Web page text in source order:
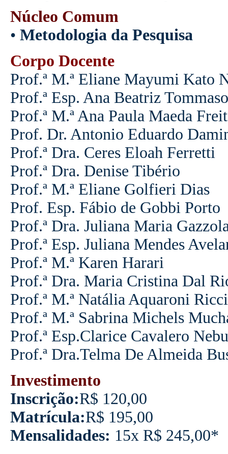
Núcleo Comum
• Metodologia da Pesquisa
Corpo Docente
Prof.ª M.ª Eliane Mayumi Kato
Prof.ª Esp. Ana Beatriz Tommaso
Prof.ª M.ª Ana Paula Maeda
Prof. Dr. Antonio Eduardo
Prof.ª Dra. Ceres Eloah Ferretti
Prof.ª Dra. Denise Tibério
Prof.ª M.ª Eliane Golfieri Dias
Prof. Esp. Fábio de Gobbi Porto
Prof.ª Dra. Juliana Maria
Prof.ª Esp. Juliana Mendes
Prof.ª M.ª Karen Harari
Prof.ª Dra. Maria Cristina Dal
Prof.ª M.ª Natália Aquaroni Ricci
Prof.ª M.ª Sabrina Michels
Prof.ª Esp.Clarice Cavalero
Prof.ª Dra.Telma De Almeida
Investimento
Inscrição:R$ 120,00
Matrícula:R$ 195,00
Mensalidades: 15x R$ 245,00*